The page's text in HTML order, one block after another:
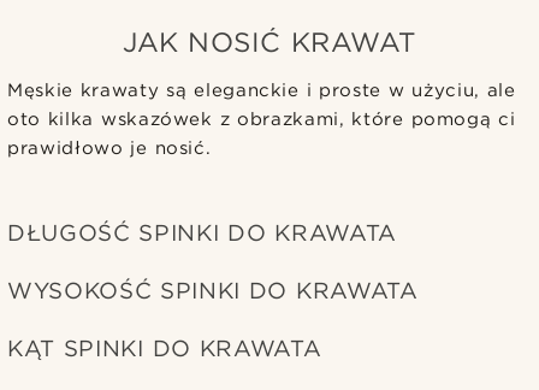
JAK NOSIĆ KRAWAT
Męskie krawaty są eleganckie i proste w użyciu, ale
oto kilka wskazówek z obrazkami, które pomogą ci
prawidłowo je nosić.
DŁUGOŚĆ SPINKI DO KRAWATA
WYSOKOŚĆ SPINKI DO KRAWATA
KĄT SPINKI DO KRAWATA